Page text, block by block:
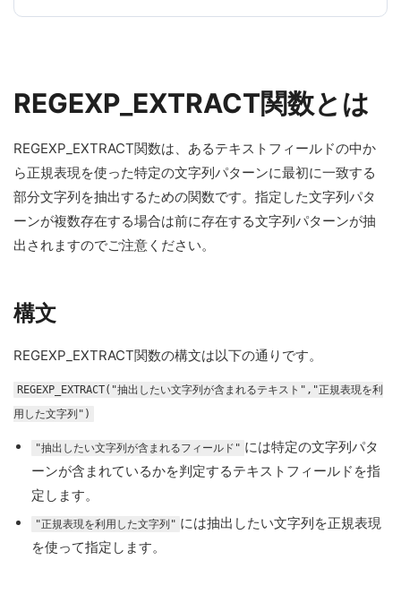
REGEXP_EXTRACT関数とは
REGEXP_EXTRACT関数は、あるテキストフィールドの中か
ら正規表現を使った特定の文字列パターンに最初に一致する
部分文字列を抽出するための関数です。指定した文字列パタ
ーンが複数存在する場合は前に存在する文字列パターンが抽
出されますのでご注意ください。
構文
REGEXP_EXTRACT関数の構文は以下の通りです。
REGEXP_EXTRACT("抽出したい文字列が含まれるテキスト","正規表現を利
用した文字列")
"抽出したい文字列が含まれるフィールド" には特定の文字列パタ
ーンが含まれているかを判定するテキストフィールドを指
定します。
"正規表現を利用した文字列" には抽出したい文字列を正規表現
を使って指定します。